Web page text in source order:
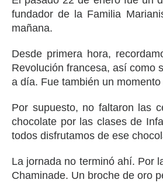
fundador de la Familia
mañana.
Desde primera hora,
Revolución francesa, así como
a día. Fue también un
Por supuesto, no faltaron las
chocolate por las clases de
todos disfrutamos de ese
La jornada no terminó ahí. Por
Chaminade. Un broche de oro